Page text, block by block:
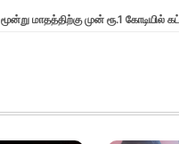
மூன்று மாதத்திற்கு முன் ரூ.1